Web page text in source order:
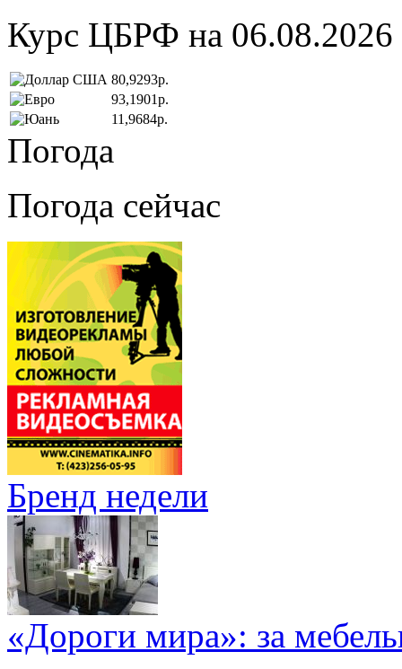
Курс ЦБРФ на 06.08.2026
80,9293р.
93,1901р.
11,9684р.
Погода
Погода сейчас
Бренд недели
«Дороги мира»: за